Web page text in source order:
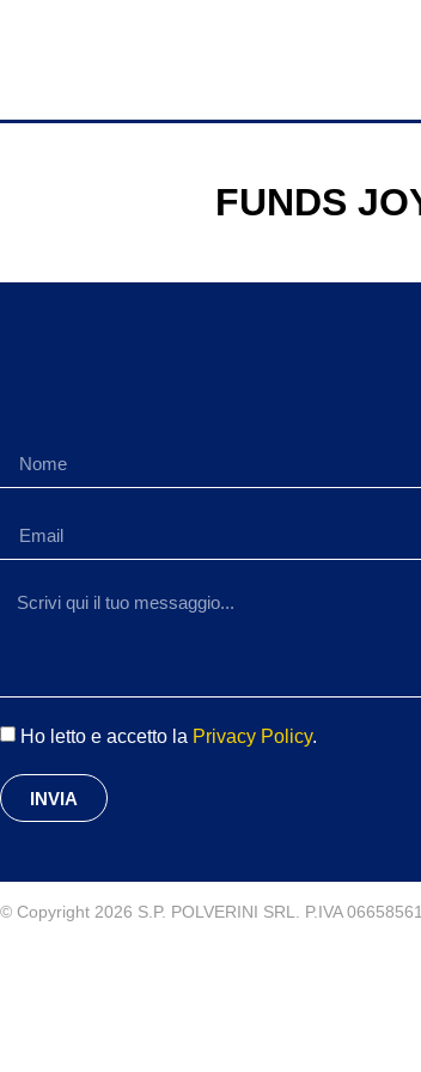
FUNDS
Ho letto e accetto la Privacy Policy.
INVIA
© Copyright 2026 S.P. POLVERINI SRL. P.IVA